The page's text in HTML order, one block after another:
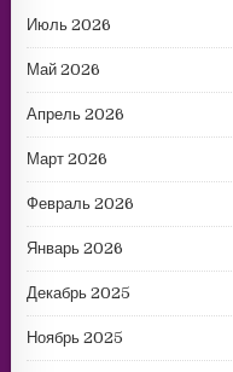
Июль 2026
Май 2026
Апрель 2026
Март 2026
Февраль 2026
Январь 2026
Декабрь 2025
Ноябрь 2025